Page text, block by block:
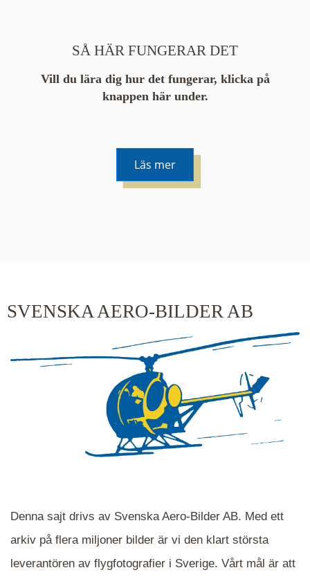
SÅ HÄR FUNGERAR DET
Vill du lära dig hur det fungerar, klicka på
knappen här under.
Läs mer
SVENSKA AERO-BILDER AB
Denna sajt drivs av Svenska Aero-Bilder AB. Med ett
arkiv på flera miljoner bilder är vi den klart största
leverantören av flygfotografier i Sverige. Vårt mål är att